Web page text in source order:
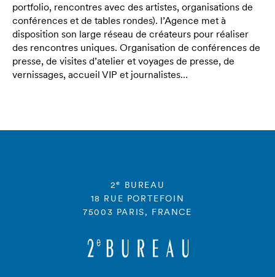
portfolio, rencontres avec des artistes, organisations de
conférences et de tables rondes). l’Agence met à
disposition son large réseau de créateurs pour réaliser
des rencontres uniques. Organisation de conférences de
presse, de visites d’atelier et voyages de presse, de
vernissages, accueil VIP et journalistes…
2e
BUREAU
18 RUE PORTEFOIN
75003 PARIS, FRANCE